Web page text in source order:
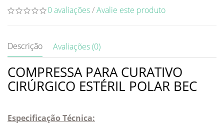
0 avaliações/Avalie este produto
Descrição Avaliações (0)
COMPRESSA PARA CURATIVO
CIRÚRGICO ESTÉRIL POLAR BEC
Especificação Técnica: